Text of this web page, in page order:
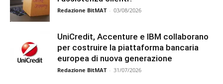
Redazione BitMAT - 03/08/2026
UniCredit, Accenture e IBM collaborano
per costruire la piattaforma bancaria
europea di nuova generazione
Redazione BitMAT - 31/07/2026